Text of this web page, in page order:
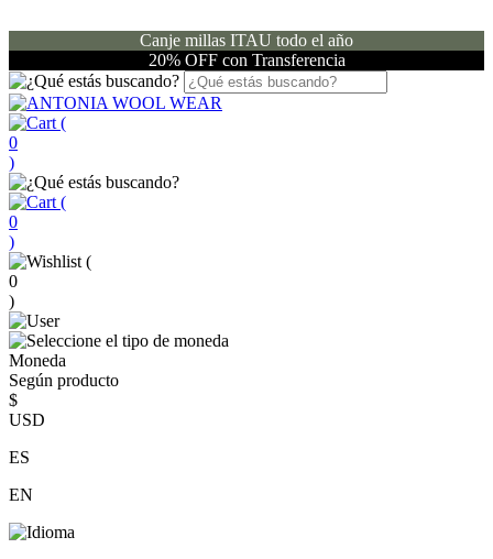
Canje millas ITAU todo el año
20% OFF con Transferencia
(
0
)
(
0
)
(
0
)
Moneda
Según producto
$
USD
ES
EN